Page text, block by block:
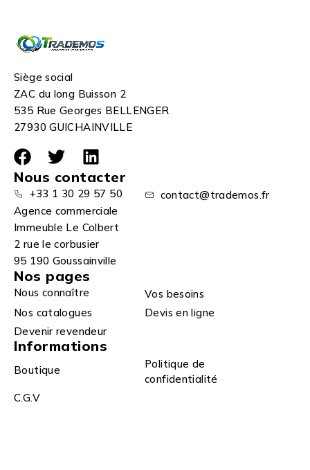
Siège social
ZAC du long Buisson 2
535 Rue Georges BELLENGER
27930 GUICHAINVILLE
Nous contacter
+33 1 30 29 57 50
contact@trademos.fr
Agence commerciale
Immeuble Le Colbert
2 rue le corbusier
95 190 Goussainville
Nos pages
Nous connaître
Vos besoins
Nos catalogues
Devis en ligne
Devenir revendeur
Informations
Boutique
Politique de
confidentialité
C.G.V